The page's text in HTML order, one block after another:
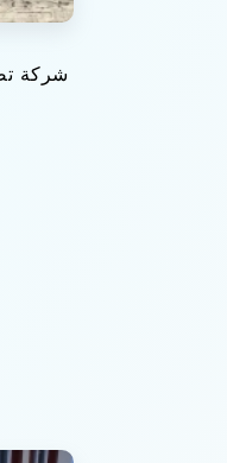
شركة